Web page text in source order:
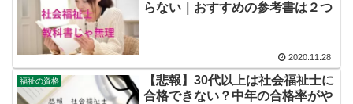
らない｜おすすめの参考書は２つ
2020.11.28
福祉の資格
【悲報】30代以上は社会福祉士に
合格できない？中年の合格率がや